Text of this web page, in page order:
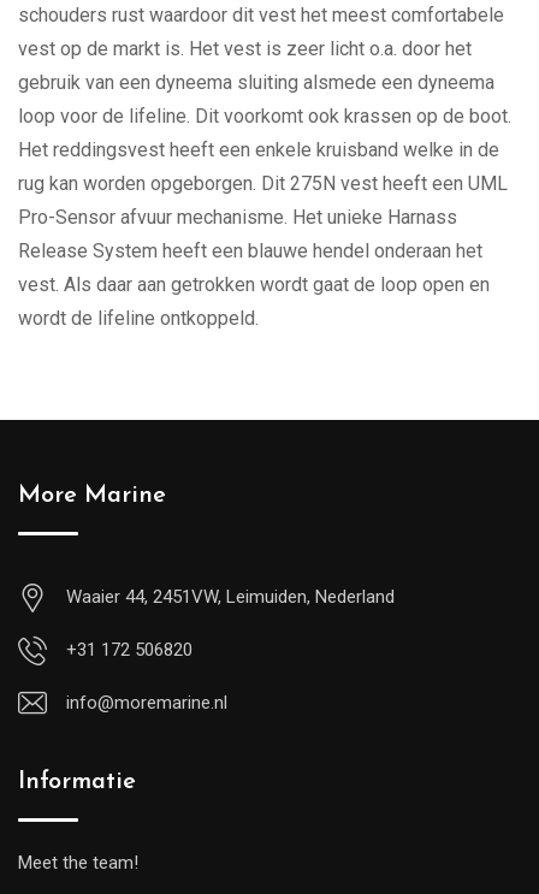
schouders rust waardoor dit vest het meest comfortabele
vest op de markt is. Het vest is zeer licht o.a. door het
gebruik van een dyneema sluiting alsmede een dyneema
loop voor de lifeline. Dit voorkomt ook krassen op de boot.
Het reddingsvest heeft een enkele kruisband welke in de
rug kan worden opgeborgen. Dit 275N vest heeft een UML
Pro-Sensor afvuur mechanisme. Het unieke Harnass
Release System heeft een blauwe hendel onderaan het
vest. Als daar aan getrokken wordt gaat de loop open en
wordt de lifeline ontkoppeld.
More Marine
Waaier 44, 2451VW, Leimuiden, Nederland
+31 172 506820
info@moremarine.nl
Informatie
Meet the team!